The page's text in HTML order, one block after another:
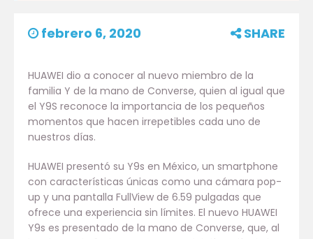
febrero 6, 2020 SHARE
HUAWEI dio a conocer al nuevo miembro de la
familia Y de la mano de Converse, quien al igual que
el Y9S reconoce la importancia de los pequeños
momentos que hacen irrepetibles cada uno de
nuestros días.
HUAWEI presentó su Y9s en México, un smartphone
con características únicas como una cámara pop-
up y una pantalla FullView de 6.59 pulgadas que
ofrece una experiencia sin límites. El nuevo HUAWEI
Y9s es presentado de la mano de Converse, que, al